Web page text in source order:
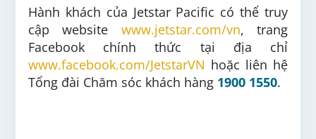
Hành khách của Jetstar Pacific có thể truy
cập website www.jetstar.com/vn, trang
Facebook chính thức tại địa chỉ
www.facebook.com/JetstarVN hoặc liên hệ
Tổng đài Chăm sóc khách hàng 1900 1550.